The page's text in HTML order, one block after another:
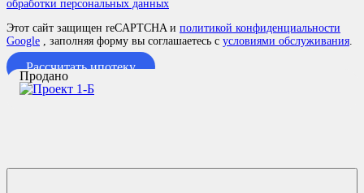
обработки персональных данных
Этот сайт защищен reCAPTCHA и политикой конфиденциальности
Google , заполняя форму вы соглашаетесь с условиями обслуживания.
Рассчитать ипотеку
Продано